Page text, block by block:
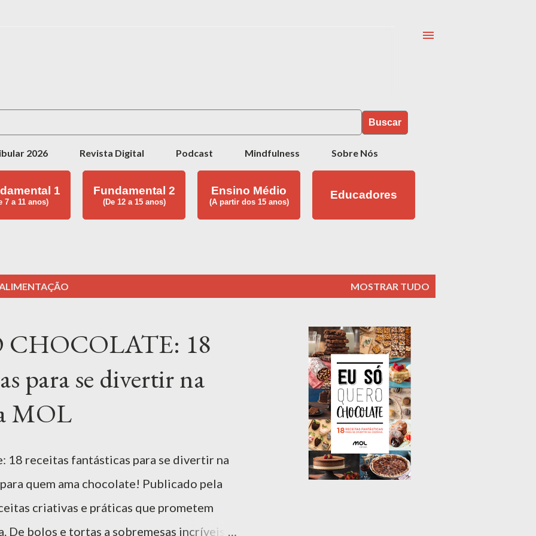
Buscar
2026 Revista Digital Podcast Mindfulness Sobre Nós
1
7 a 11 anos)
Fundamental 2
(De 12 a 15 anos)
Ensino Médio
(A partir dos 15 anos)
Educadores
MOSTRAR TUDO
CHOCOLATE: 18
para se divertir na
MOL
18 receitas fantásticas para se divertir na
quem ama chocolate! Publicado pela
criativas e práticas que prometem
De bolos e tortas a sobremesas incríveis,